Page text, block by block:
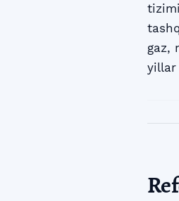
gaz,
yillar